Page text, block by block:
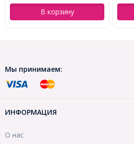
В корзину
Мы принимаем:
ИНФОРМАЦИЯ
О нас